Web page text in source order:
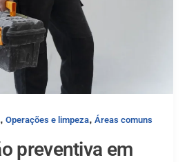
, Operações e limpeza, Áreas comuns
preventiva em